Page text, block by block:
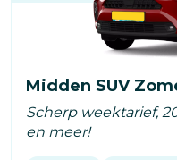
Midden SUV
Scherp weektarief,
en meer!